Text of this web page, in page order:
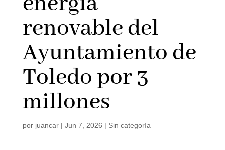
renovable del
Ayuntamiento de
Toledo por 3
millones
por juancar| Jun 7, 2026 | Sin categoría